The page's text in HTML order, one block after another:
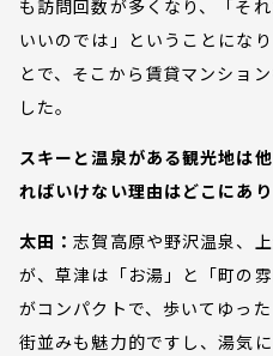
も訪問回数が多くなり、「そ
いいのでは」ということにな
とで、そこから賃貸マンショ
した。
スキーと温泉がある観光地は
ればいけない理由はどこにあ
太田：志賀高原や野沢温泉、
が、草津は「お湯」と「町の
がコンパクトで、歩いてゆっ
街並みも魅力的ですし、湯気